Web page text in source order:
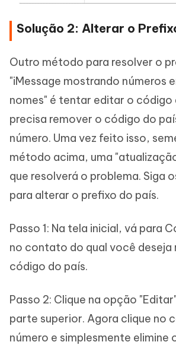
Solução 2: Alterar o
Outro método para resolver o
"iMessage mostrando números
nomes" é tentar editar o código
precisa remover o código do
número. Uma vez feito isso,
método acima, uma
que resolverá o problema. Siga
para alterar o prefixo do país.
Passo 1: Na tela inicial, vá para
no contato do qual você deseja
código do país.
Passo 2: Clique na opção
parte superior. Agora clique no
número e simplesmente elimine